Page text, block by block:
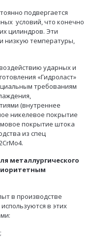
подвергается
условий, что конечно
цилиндров. Эти
низкую температуры,
ударных и
«Гидроласт»
требованиям
(внутреннее
никелевое покрытие
покрытие штока
из спец
металлургического
в производстве
в этих